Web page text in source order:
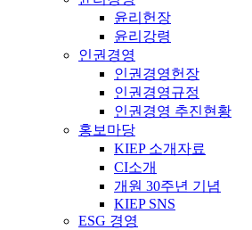
윤리헌장
윤리강령
인권경영
인권경영헌장
인권경영규정
인권경영 추진현황
홍보마당
KIEP 소개자료
CI소개
개원 30주년 기념
KIEP SNS
ESG 경영